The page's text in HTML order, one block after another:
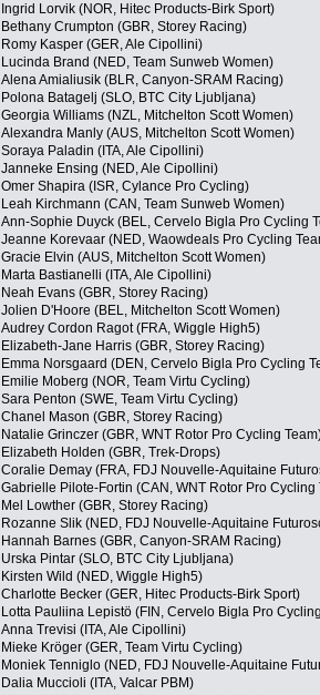
Ingrid Lorvik (NOR, Hitec Products-Birk Sport)
Bethany Crumpton (GBR, Storey Racing)
Romy Kasper (GER, Ale Cipollini)
Lucinda Brand (NED, Team Sunweb Women)
Alena Amialiusik (BLR, Canyon-SRAM Racing)
Polona Batagelj (SLO, BTC City Ljubljana)
Georgia Williams (NZL, Mitchelton Scott Women)
Alexandra Manly (AUS, Mitchelton Scott Women)
Soraya Paladin (ITA, Ale Cipollini)
Janneke Ensing (NED, Ale Cipollini)
Omer Shapira (ISR, Cylance Pro Cycling)
Leah Kirchmann (CAN, Team Sunweb Women)
Ann-Sophie Duyck (BEL, Cervelo Bigla Pro Cycling
Jeanne Korevaar (NED, Waowdeals Pro Cycling
Gracie Elvin (AUS, Mitchelton Scott Women)
Marta Bastianelli (ITA, Ale Cipollini)
Neah Evans (GBR, Storey Racing)
Jolien D'Hoore (BEL, Mitchelton Scott Women)
Audrey Cordon Ragot (FRA, Wiggle High5)
Elizabeth-Jane Harris (GBR, Storey Racing)
Emma Norsgaard (DEN, Cervelo Bigla Pro Cycling
Emilie Moberg (NOR, Team Virtu Cycling)
Sara Penton (SWE, Team Virtu Cycling)
Chanel Mason (GBR, Storey Racing)
Natalie Grinczer (GBR, WNT Rotor Pro Cycling
Elizabeth Holden (GBR, Trek-Drops)
Coralie Demay (FRA, FDJ Nouvelle-Aquitaine
Gabrielle Pilote-Fortin (CAN, WNT Rotor Pro Cycling
Mel Lowther (GBR, Storey Racing)
Rozanne Slik (NED, FDJ Nouvelle-Aquitaine
Hannah Barnes (GBR, Canyon-SRAM Racing)
Urska Pintar (SLO, BTC City Ljubljana)
Kirsten Wild (NED, Wiggle High5)
Charlotte Becker (GER, Hitec Products-Birk Sport)
Lotta Pauliina Lepistö (FIN, Cervelo Bigla Pro
Anna Trevisi (ITA, Ale Cipollini)
Mieke Kröger (GER, Team Virtu Cycling)
Moniek Tenniglo (NED, FDJ Nouvelle-Aquitaine
Dalia Muccioli (ITA, Valcar PBM)